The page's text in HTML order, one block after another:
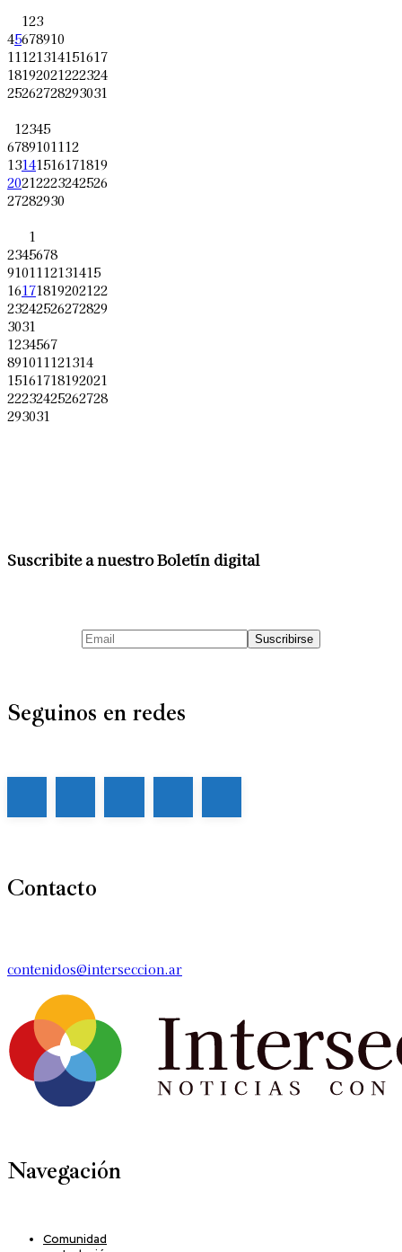
123
45678910
11121314151617
18192021222324
25262728293031
12345
6789101112
13141516171819
20212223242526
27282930
1
2345678
9101112131415
16171819202122
23242526272829
3031
1234567
891011121314
15161718192021
22232425262728
293031
Suscribite a nuestro Boletín digital
Seguinos en redes
Contacto
contenidos@interseccion.ar
Navegación
Comunidad